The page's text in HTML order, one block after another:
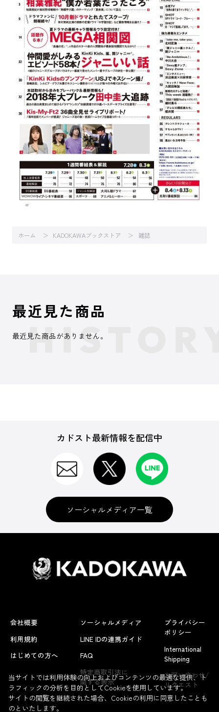
ホーム KADOKAWAブックストア 雑誌
よくあるお問い合わせ
最近見た商品
最近見た商品がありません。
カドスト最新情報を配信中
ソーシャルメディア一覧
会社概要
利用規約
はじめての方へ
ソーシャルメディア
LINE IDの連携ガイド
FAQ
特定商取引法に
関する表示
プライバシー
ポリシー
International
Shipping
お問い合わせ/
リクエスト
当サイトでは利用体験の向上およびコンテンツの最適な提供、ト
ラフィックの分析を目的としてCookieを使用しています。
サイトの閲覧を継続された場合、Cookieの利用に同意したことも
のといたします。